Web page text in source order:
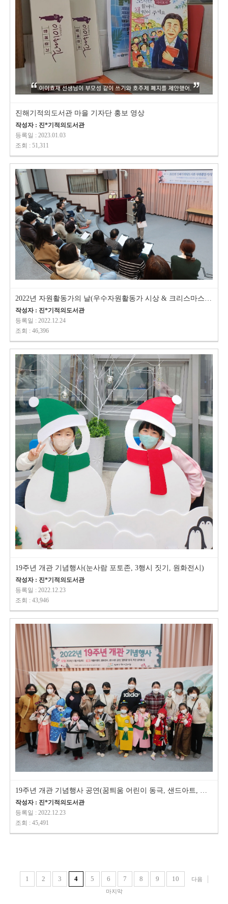
진해기적의도서관 마을 기자단 홍보 영상
작성자 : 진*기적의도서관
등록일 : 2023.01.03
조회 : 51,311
2022년 자원활동가의 날(우수자원활동가 시상 & 크리스마스 리스 만들기 특…
작성자 : 진*기적의도서관
등록일 : 2022.12.24
조회 : 46,396
19주년 개관 기념행사(눈사람 포토존, 3행시 짓기, 원화전시)
작성자 : 진*기적의도서관
등록일 : 2022.12.23
조회 : 43,946
19주년 개관 기념행사 공연(꿈틔움 어린이 동극, 샌드아트, 미라클/진해교향악단…
작성자 : 진*기적의도서관
등록일 : 2022.12.23
조회 : 45,491
1 2 3 4 5 6 7 8 9 10
다음
마지막